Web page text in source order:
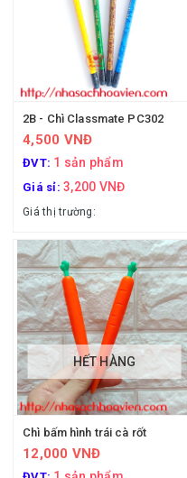
2B - Chì Classmate PC302
4,500 VNĐ
ĐVT: 1 sản phẩm
Giá sỉ: 3,200 VNĐ
Giá thị trường:
HẾT HÀNG
Chì bấm hình trái cà rốt
12,000 VNĐ